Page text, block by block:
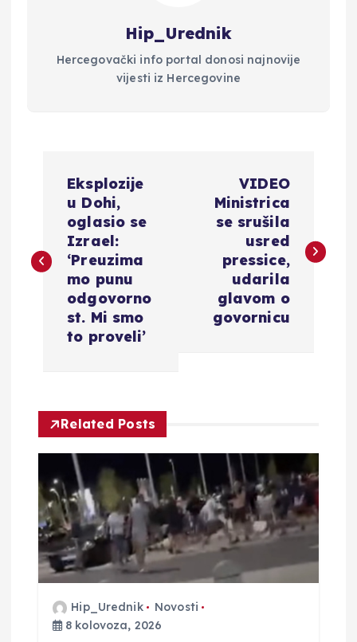
Hip_Urednik
Hercegovački info portal donosi najnovije
vijesti iz Hercegovine
v
c
a
o
Eksplozije
u Dohi,
oglasio se
Izrael:
‘Preuzima
mo punu
odgovorno
st. Mi smo
to proveli’
VIDEO
Ministrica
se srušila
usred
pressice,
udarila
glavom o
govornicu
Related Posts
Hip_Urednik
Novosti
8 kolovoza, 2026